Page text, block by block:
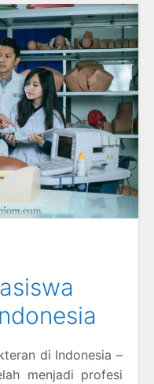
di Indonesia –
menjadi profesi